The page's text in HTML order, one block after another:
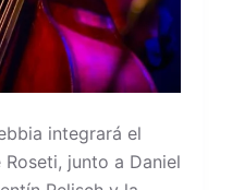
integrará el
junto a Daniel